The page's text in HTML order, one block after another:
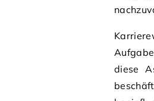
diese